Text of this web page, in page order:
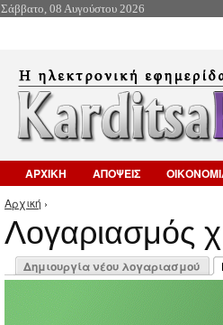
Σάββατο, 08 Αυγούστου 2026
ΑΡΧΙΚΗ ΑΠΟΨΕΙΣ
Είστε εδώ
Αρχική ›
Λογαριασμός
Πρωτεύουσες
Δημιουργία νέου λογαριασμού